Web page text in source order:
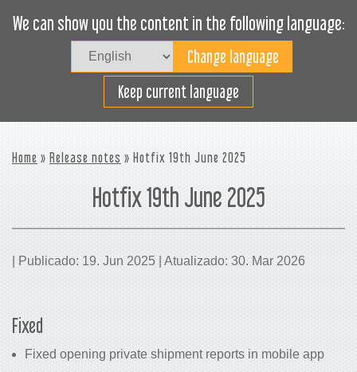
We can show you the content in the following language:
Keep current language
Carregue eficazmente
Home » Release notes » Hotfix 19th June 2025
Hotfix 19th June 2025
| Publicado: 19. Jun 2025 | Atualizado: 30. Mar 2026
Fixed
Fixed opening private shipment reports in mobile app